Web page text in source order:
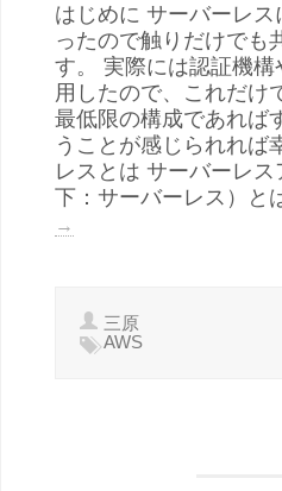
はじめに サーバーレ
ったので触りだけでも
す。 実際には認証機
用したので、これだけ
最低限の構成であれば
うことが感じられれば
レスとは サーバーレ
下：サーバーレス）と
→
三原
AWS